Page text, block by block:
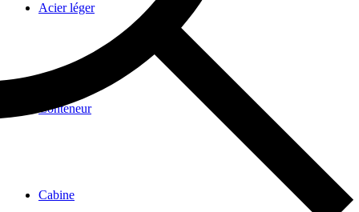
Acier léger
Conteneur
Cabine